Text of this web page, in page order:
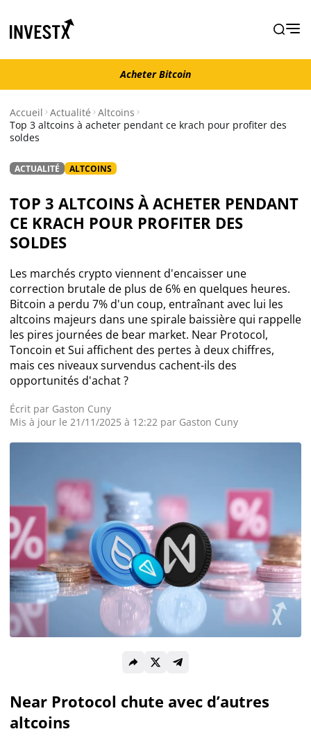
Acheter Bitcoin
Actualité Bitcoin
Actualité Ethereum
Actualité NFT
Actualité Exchanges
Actualité IA
Guides
Prédictions
Cryptomonnaies
Bitcoin (BTC)
Ethereum (ETH)
Ripple (XRP)
Acheter Bitcoin
Accueil Actualité Altcoins
Top 3 altcoins à acheter pendant ce krach pour profiter des
soldes
ACTUALITÉ ALTCOINS
TOP 3 ALTCOINS À ACHETER PENDANT
CE KRACH POUR PROFITER DES
SOLDES
Les marchés crypto viennent d'encaisser une
correction brutale de plus de 6% en quelques heures.
Bitcoin a perdu 7% d'un coup, entraînant avec lui les
altcoins majeurs dans une spirale baissière qui rappelle
les pires journées de bear market. Near Protocol,
Toncoin et Sui affichent des pertes à deux chiffres,
mais ces niveaux survendus cachent-ils des
opportunités d'achat ?
Écrit par Gaston Cuny
Mis à jour le 21/11/2025 à 12:22 par Gaston Cuny
Near Protocol chute avec d’autres
altcoins